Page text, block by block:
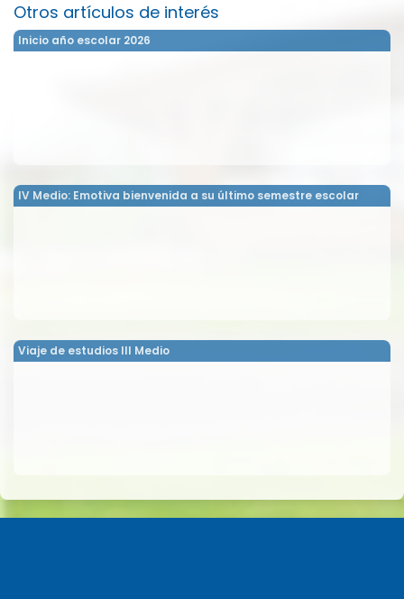
Otros artículos de interés
Inicio año escolar 2026
IV Medio: Emotiva bienvenida a su último semestre escolar
Viaje de estudios III Medio